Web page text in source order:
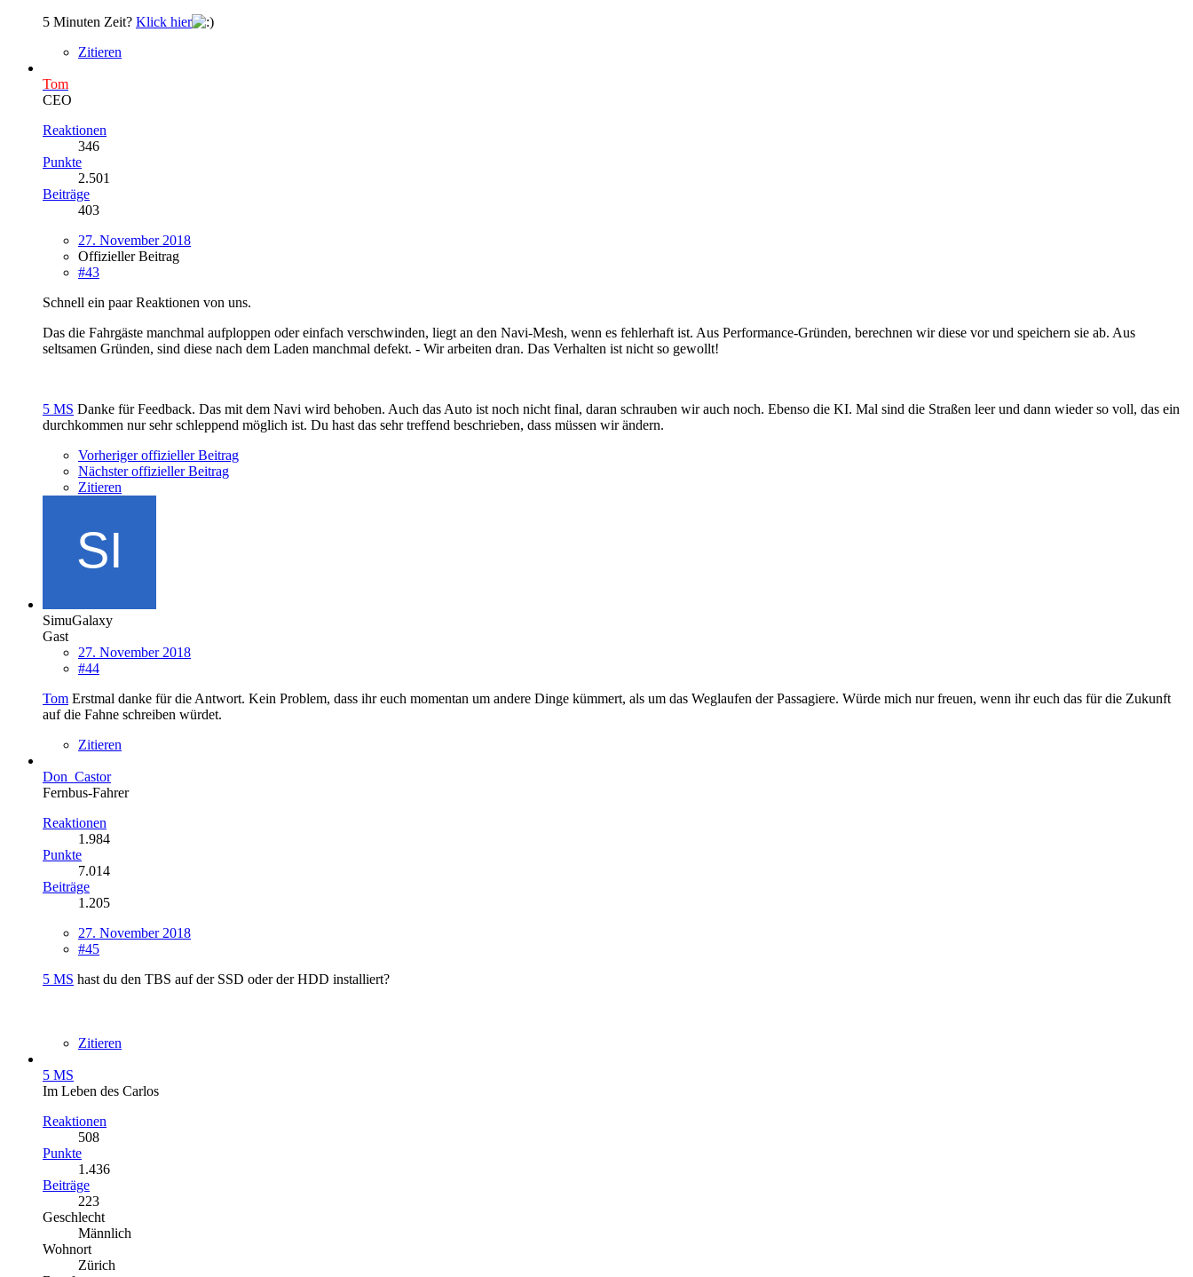
5 Minuten Zeit? Klick hier
Zitieren
Tom
CEO
Reaktionen
346
Punkte
2.501
Beiträge
403
27. November 2018
Offizieller Beitrag
#43
Schnell ein paar Reaktionen von uns.
Das die Fahrgäste manchmal aufploppen oder einfach verschwinden, liegt an den Navi-Mesh, wenn es fehlerhaft ist. Aus Performance-Gründen, berechnen wir diese vor und speichern sie ab. Aus
seltsamen Gründen, sind diese nach dem Laden manchmal defekt. - Wir arbeiten dran. Das Verhalten ist nicht so gewollt!
5 MS Danke für Feedback. Das mit dem Navi wird behoben. Auch das Auto ist noch nicht final, daran schrauben wir auch noch. Ebenso die KI. Mal sind die Straßen leer und dann wieder so voll, das ein
durchkommen nur sehr schleppend möglich ist. Du hast das sehr treffend beschrieben, dass müssen wir ändern.
Vorheriger offizieller Beitrag
Nächster offizieller Beitrag
Zitieren
SimuGalaxy
Gast
27. November 2018
#44
Tom Erstmal danke für die Antwort. Kein Problem, dass ihr euch momentan um andere Dinge kümmert, als um das Weglaufen der Passagiere. Würde mich nur freuen, wenn ihr euch das für die Zukunft
auf die Fahne schreiben würdet.
Zitieren
Don_Castor
Fernbus-Fahrer
Reaktionen
1.984
Punkte
7.014
Beiträge
1.205
27. November 2018
#45
5 MS hast du den TBS auf der SSD oder der HDD installiert?
Zitieren
5 MS
Im Leben des Carlos
Reaktionen
508
Punkte
1.436
Beiträge
223
Geschlecht
Männlich
Wohnort
Zürich